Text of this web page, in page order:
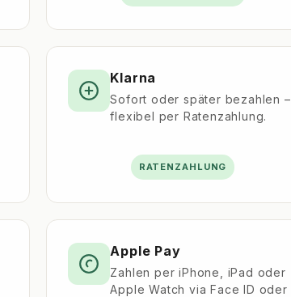
Klarna
Sofort oder später bezahlen –
flexibel per Ratenzahlung.
RATENZAHLUNG
Apple Pay
Zahlen per iPhone, iPad oder
Apple Watch via Face ID oder